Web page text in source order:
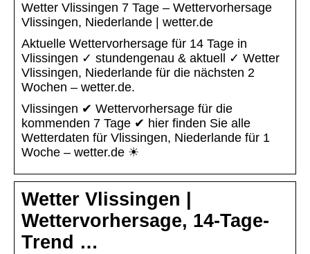
Wetter Vlissingen 7 Tage – Wettervorhersage
Vlissingen, Niederlande | wetter.de
Aktuelle Wettervorhersage für 14 Tage in
Vlissingen ✓ stundengenau & aktuell ✓ Wetter
Vlissingen, Niederlande für die nächsten 2
Wochen – wetter.de.
Vlissingen ✔ Wettervorhersage für die
kommenden 7 Tage ✔ hier finden Sie alle
Wetterdaten für Vlissingen, Niederlande für 1
Woche – wetter.de ☀
Wetter Vlissingen |
Wettervorhersage, 14-Tage-
Trend …